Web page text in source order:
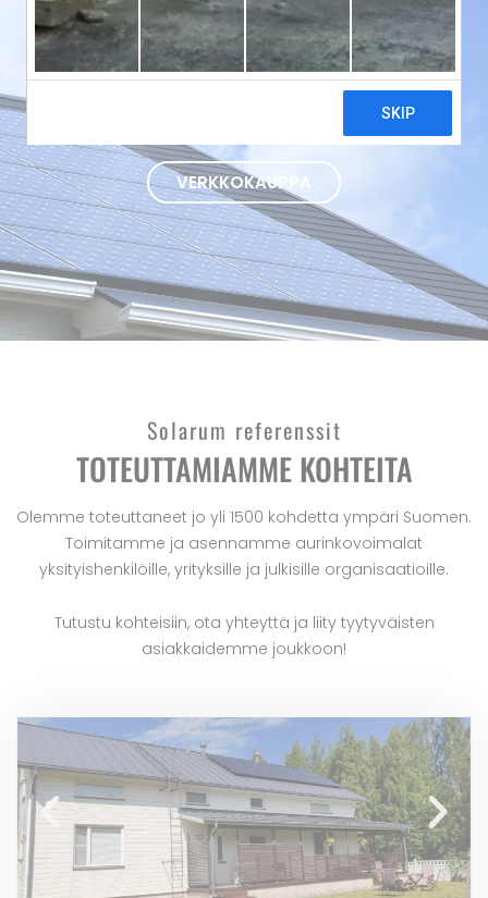
sekä lämpöpumput avaimet käteen -periaatteella
koko Suomen alueella.
VERKKOKAUPPA
Solarum referenssit
TOTEUTTAMIAMME KOHTEITA
Olemme toteuttaneet jo yli 1500 kohdetta ympäri Suomen.
Toimitamme ja asennamme aurinkovoimalat
yksityishenkilöille, yrityksille ja julkisille organisaatioille.
Tutustu kohteisiin, ota yhteyttä ja liity tyytyväisten
asiakkaidemme joukkoon!